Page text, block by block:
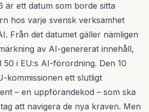
är ett datum som borde sitta
hos varje svensk verksamhet
Från det datumet gäller nämligen
av AI-genererat innehåll,
i EU:s AI-förordning. Den 10
kommissionen ett slutligt
– en uppförandekod – som ska
att navigera de nya kraven. Men